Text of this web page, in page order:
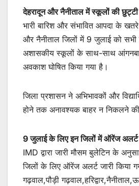
देहरादून और नैनीताल में स्कूलों की छुट्टी
भारी बारिश और संभावित आपदा के
और नैनीताल जिलों में 9 जुलाई को सभी
अशासकीय स्कूलों के साथ-साथ
अवकाश घोषित किया गया है।
जिला प्रशासन ने अभिभावकों और
होने तक अनावश्यक बाहर न निकलने
9 जुलाई के लिए इन जिलों में ऑरेंज अलर्ट
IMD द्वारा जारी मौसम बुलेटिन के
जिलों के लिए ऑरेंज अलर्ट जारी किया
गढ़वाल,पौड़ी